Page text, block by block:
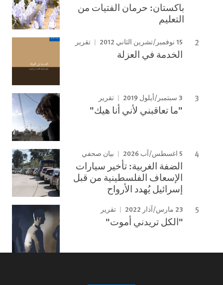
باكستان: حرمان الفتيات من
التعليم
15 نوفمبر/تشرين الثاني 2012 تقرير
الخدمة في العزلة
3 سبتمبر/أيلول 2019 تقرير
"ما تعاقبني لأني أنا هيك"
5 اغسطس/آب 2026 بيان صحفي
الضفة الغربية: تأخير سيارات
الإسعاف الفلسطينية من قبل
إسرائيل يُهدد الأرواح
23 مارس/آذار 2022 تقرير
"الكل تريدني أموت"